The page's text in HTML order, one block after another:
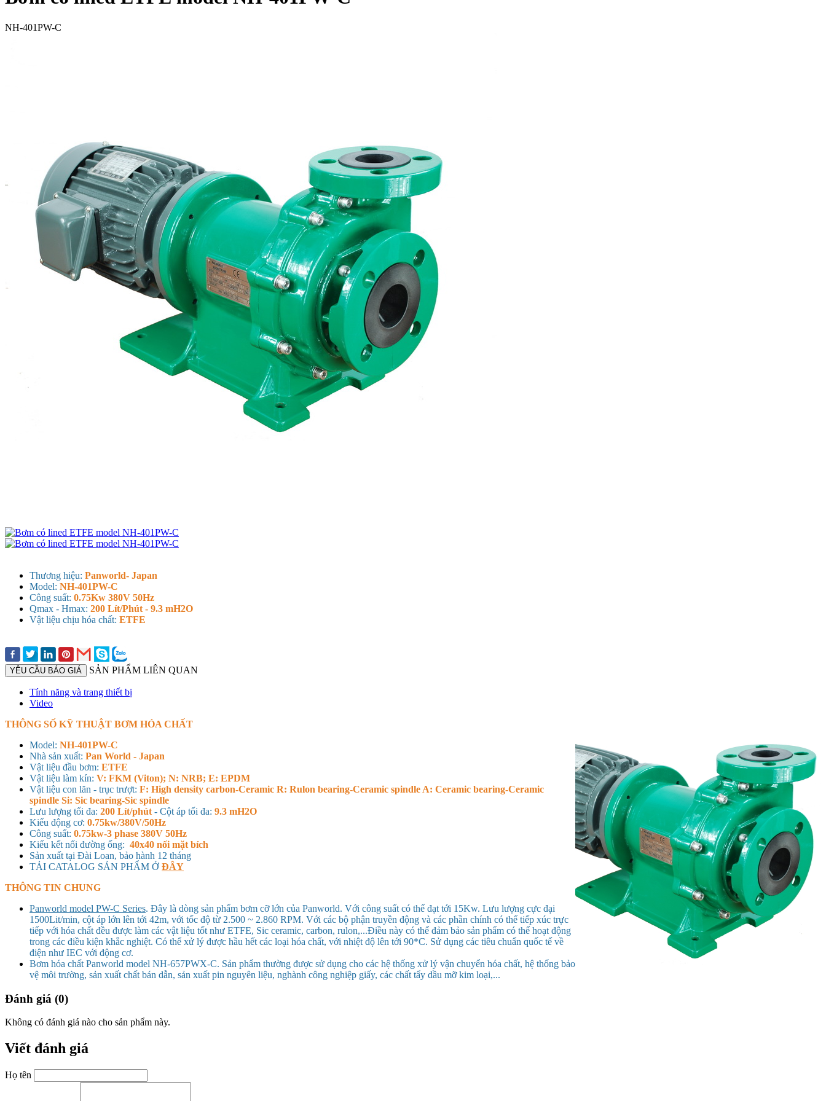
NH-401PW-C
Thương hiệu: Panworld- Japan
Model: NH-401PW-C
Công suất: 0.75Kw 380V 50Hz
Qmax - Hmax: 200 Lít/Phút - 9.3 mH2O
Vật liệu chịu hóa chất: ETFE
YÊU CẦU BÁO GIÁ SẢN PHẨM LIÊN QUAN
Tính năng và trang thiết bị
Video
THÔNG SỐ KỸ THUẬT BƠM HÓA CHẤT
Model: NH-401PW-C
Nhà sản xuất: Pan World - Japan
Vật liệu đầu bơm: ETFE
Vật liệu làm kín: V: FKM (Viton); N: NRB; E: EPDM
Vật liệu con lăn - trục trượt: F: High density carbon-Ceramic R: Rulon bearing-Ceramic spindle A: Ceramic bearing-Ceramic
spindle Si: Sic bearing-Sic spindle
Lưu lượng tối đa: 200 Lít/phút - Cột áp tối đa: 9.3 mH2O
Kiểu động cơ: 0.75kw/380V/50Hz
Công suất: 0.75kw-3 phase 380V 50Hz
Kiểu kết nối đường ống: 40x40 nối mặt bích
Sản xuất tại Đài Loan, bảo hành 12 tháng
TẢI CATALOG SẢN PHẨM Ở ĐÂY
THÔNG TIN CHUNG
Panworld model PW-C Series. Đây là dòng sản phẩm bơm cỡ lớn của Panworld. Với công suất có thể đạt tới 15Kw. Lưu lượng cực đại
1500Lit/min, cột áp lớn lên tới 42m, với tốc độ từ 2.500 ~ 2.860 RPM. Với các bộ phận truyền động và các phần chính có thể tiếp xúc trực
tiếp với hóa chất đều được làm các vật liệu tốt như ETFE, Sic ceramic, carbon, rulon,...Điều này có thể đảm bảo sản phẩm có thể hoạt động
trong các điều kiện khắc nghiệt. Có thể xử lý được hầu hết các loại hóa chất, với nhiệt độ lên tới 90*C. Sử dụng các tiêu chuẩn quốc tế về
điện như IEC với động cơ.
Bơm hóa chất Panworld model NH-657PWX-C. Sản phẩm thường được sử dụng cho các hệ thống xử lý vận chuyển hóa chất, hệ thống bảo
vệ môi trường, sản xuất chất bán dẫn, sản xuất pin nguyên liệu, nghành công nghiệp giấy, các chất tẩy dầu mỡ kim loại,...
Đánh giá (0)
Không có đánh giá nào cho sản phẩm này.
Viết đánh giá
Họ tên